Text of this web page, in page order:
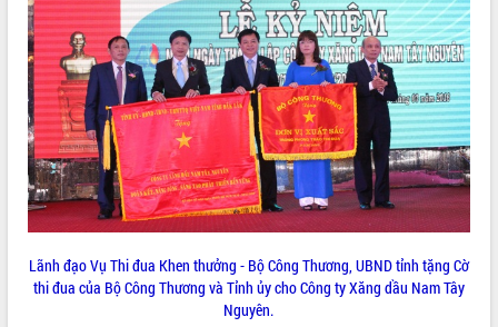
Trình diễn nghệ thuật chế biến các
món ăn từ sầu riêng
Đắk Lắk công bố Quy hoạch và xúc
tiến đầu tư tỉnh
Ngành cá ngừ Đắk Lắk chủ động thích
ứng để giữ vững thị trường xuất khẩu
Diễn đàn Kinh tế tư nhân Việt Nam đột
phá cơ chế - Hợp tác công tư
Đề án 06 tạo bước ngoặt đột phá trong
cải cách hành chính tỉnh Đắk Lắk
Kết nối tour, đẩy mạnh chuyển đổi số
để phát triển du lịch Đắk Lắk
Lãnh đạo Vụ Thi đua Khen thưởng - Bộ Công Thương, UBND tỉnh tặng Cờ
thi đua của Bộ Công Thương và Tỉnh ủy cho Công ty Xăng dầu Nam Tây
Nguyên.